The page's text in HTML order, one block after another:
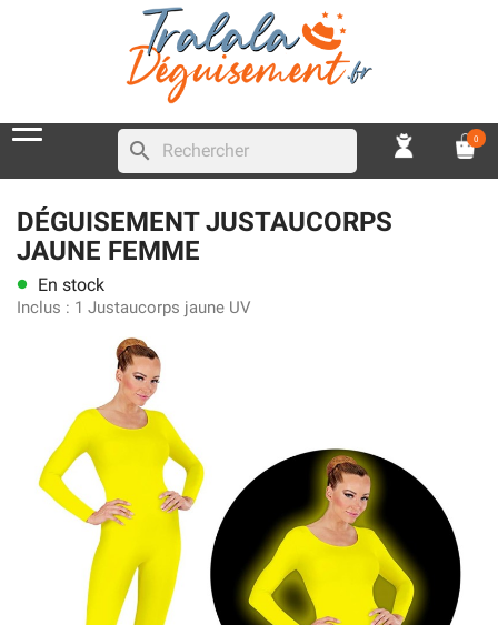
search 0
DÉGUISEMENT JUSTAUCORPS
JAUNE FEMME
lens En stock
Inclus : 1 Justaucorps jaune UV